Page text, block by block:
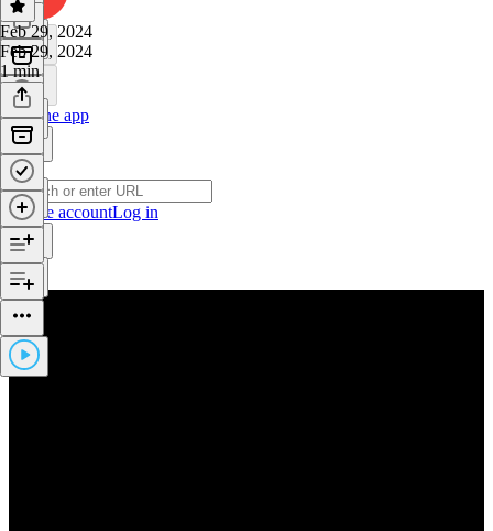
Get the app
Create accountLog in
Feb 29, 2024
Feb 29, 2024
1 min